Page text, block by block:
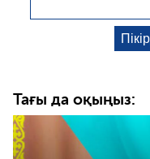
Тағы да оқыңыз: